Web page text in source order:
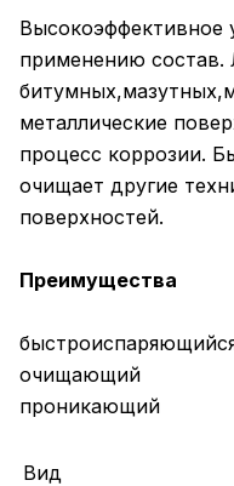
Высокоэффективное
применению состав.
металлические
процесс коррозии.
очищает другие
поверхностей.
Преимущества
очищающий
проникающий
Вид